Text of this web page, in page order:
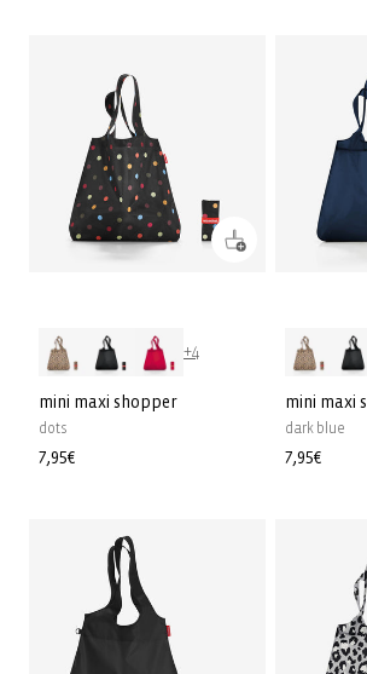
+4
mini maxi shopper
dots
Normale
7,95€
mini maxi
dark blue
Normale
7,95€